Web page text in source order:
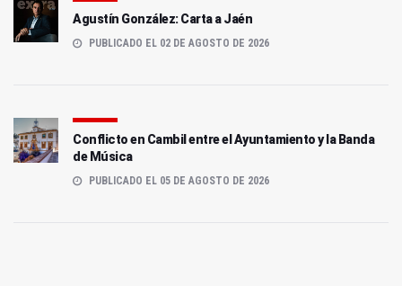
Agustín González: Carta a Jaén
PUBLICADO EL 02 DE AGOSTO DE 2026
Conflicto en Cambil entre el Ayuntamiento y la Banda
de Música
PUBLICADO EL 05 DE AGOSTO DE 2026